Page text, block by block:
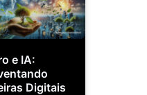
e IA:
Digitais